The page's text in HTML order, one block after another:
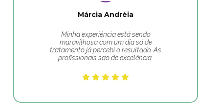
Márcia Andréia
Minha experiência está sendo
maravilhosa com um dia só de
tratamento já percebi o resultado. As
profissionais são de excelência.